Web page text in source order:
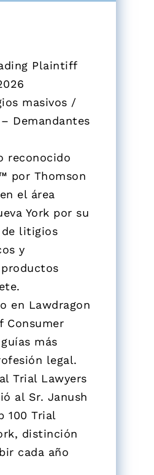
Plaintiff
masivos /
Demandantes
reconocido
por Thomson
el área
York por su
de litigios
y
en Lawdragon
Consumer
más
legal.
Trial Lawyers
al Sr. Janush
100 Trial
distinción
cada año